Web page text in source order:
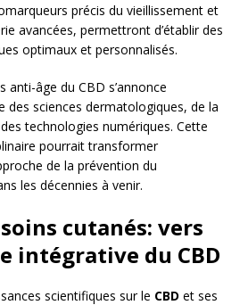
précis du vieillissement et
avancées, permettront d’établir des
optimaux et personnalisés.
anti-âge du CBD s’annonce
des sciences dermatologiques, de la
technologies numériques. Cette
pourrait transformer
de la prévention du
les décennies à venir.
cutanés: vers
intégrative du CBD
scientifiques sur le CBD et ses